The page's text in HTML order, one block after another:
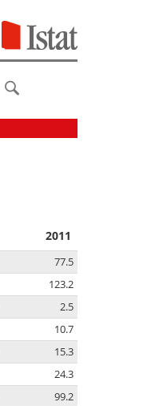
2011
77.5
123.2
2.5
10.7
15.3
24.3
99.2